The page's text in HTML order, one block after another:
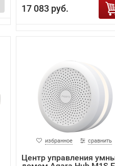
17 083 руб.
избранное сравнить
Центр управления